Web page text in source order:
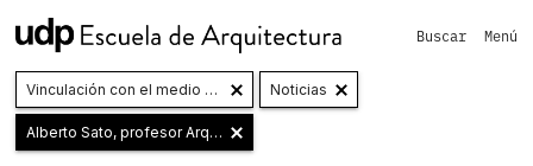
Buscar Menú
Vinculación con el medio y Extensión Noticias
Alberto Sato, profesor Arquitectura UDP, presentó la Revista Materia N° 26 de la Universidad San Sebastián